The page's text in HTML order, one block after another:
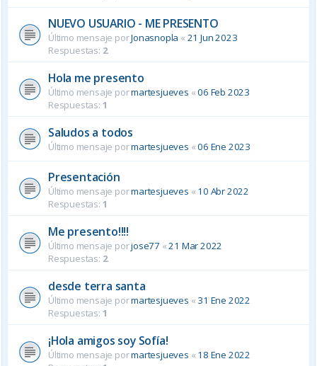
NUEVO USUARIO - ME PRESENTO
Último mensaje porJonasnopla « 21 Jun 2023
Respuestas: 2
Hola me presento
Último mensaje pormartesjueves «06 Feb 2023
Respuestas: 1
Saludos a todos
Último mensaje pormartesjueves «06 Ene 2023
Presentación
Último mensaje pormartesjueves « 10 Abr 2022
Respuestas: 1
Me presento!!!!
Último mensaje porjose77 «21 Mar 2022
Respuestas: 2
desde terra santa
Último mensaje pormartesjueves « 31 Ene 2022
Respuestas: 1
¡Hola amigos soy Sofía!
Último mensaje pormartesjueves « 18 Ene 2022